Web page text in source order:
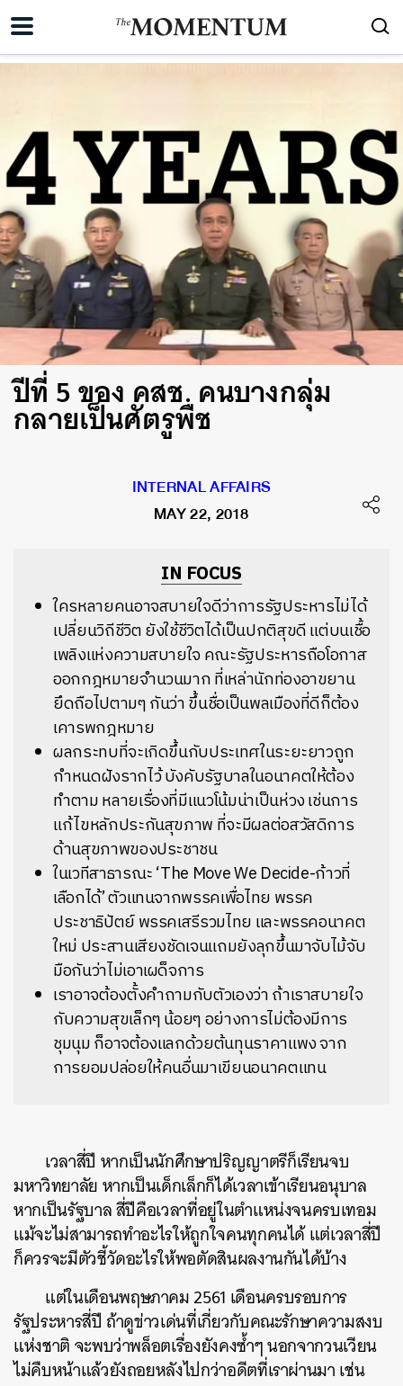
ปีที่ 5 ของ คสช. คนบางกลุ่ม
กลายเป็นศัตรูพืช
INTERNAL AFFAIRS
MAY 22, 2018
IN FOCUS
ใครหลายคนอาจสบายใจดีว่าการรัฐประหารไม่ได้
เปลี่ยนวิถีชีวิต ยังใช้ชีวิตได้เป็นปกติสุขดี แต่บนเชื้อ
เพลิงแห่งความสบายใจ คณะรัฐประหารถือโอกาส
ออกกฎหมายจำนวนมาก ที่เหล่านักท่องอาขยาน
ยึดถือไปตามๆ กันว่า ขึ้นชื่อเป็นพลเมืองที่ดีก็ต้อง
เคารพกฎหมาย
ผลกระทบที่จะเกิดขึ้นกับประเทศในระยะยาวถูก
กำหนดฝังรากไว้ บังคับรัฐบาลในอนาคตให้ต้อง
ทำตาม หลายเรื่องที่มีแนวโน้มน่าเป็นห่วง เช่นการ
แก้ไขหลักประกันสุขภาพ ที่จะมีผลต่อสวัสดิการ
ด้านสุขภาพของประชาชน
ในเวทีสาธารณะ ‘The Move We Decide-ก้าวที่
เลือกได้’ ตัวแทนจากพรรคเพื่อไทย พรรค
ประชาธิปัตย์ พรรคเสรีรวมไทย และพรรคอนาคต
ใหม่ ประสานเสียงชัดเจนแถมยังลุกขึ้นมาจับไม้จับ
มือกันว่าไม่เอาเผด็จการ
เราอาจต้องตั้งคำถามกับตัวเองว่า ถ้าเราสบายใจ
กับความสุขเล็กๆ น้อยๆ อย่างการไม่ต้องมีการ
ชุมนุม ก็อาจต้องแลกด้วยต้นทุนราคาแพง จาก
การยอมปล่อยให้คนอื่นมาเขียนอนาคตแทน
เวลาสี่ปี หากเป็นนักศึกษาปริญญาตรีก็เรียนจบ
มหาวิทยาลัย หากเป็นเด็กเล็กก็ได้เวลาเข้าเรียนอนุบาล
หากเป็นรัฐบาล สี่ปีคือเวลาที่อยู่ในตำแหน่งจนครบเทอม
แม้จะไม่สามารถทำอะไรให้ถูกใจคนทุกคนได้ แต่เวลาสี่ปี
ก็ควรจะมีตัวชี้วัดอะไรให้พอตัดสินผลงานกันได้บ้าง
แต่ในเดือนพฤษภาคม 2561 เดือนครบรอบการ
รัฐประหารสี่ปี ถ้าดูข่าวเด่นที่เกี่ยวกับคณะรักษาความสงบ
แห่งชาติ จะพบว่าพล็อตเรื่องยังคงซ้ำๆ นอกจากวนเวียน
ไม่คืบหน้าแล้วยังถอยหลังไปกว่าอดีตที่เราผ่านมา เช่น